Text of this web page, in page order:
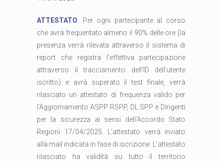
ATTESTATO: Per ogni partecipante al corso
che avrà frequentato almeno il 90% delle ore (la
presenza verrà rilevata attraverso il sistema di
report che registra l’effettiva partecipazione
attraverso il tracciamento dell’ID dell’utente
iscritto) e avrà superato il test finale, verrà
rilasciato un attestato di frequenza valido per
l’Aggiornamento ASPP RSPP, DL SPP e Dirigenti
per la sicurezza ai sensi dell’Accordo Stato
Regioni 17/04/2025. L’attestato verrà inviato
alla mail indicata in fase di iscrizione. L’attestato
rilasciato ha validità su tutto il territorio